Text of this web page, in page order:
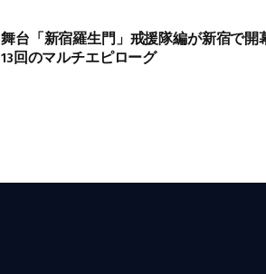
舞台「新宿羅生門」戒援隊編が新宿で開
13回のマルチエピローグ